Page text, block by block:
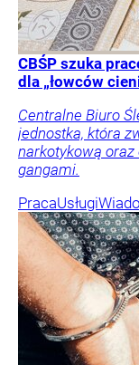
CBŚP szuka
dla „łowców
Centralne Biuro
jednostka, która
narkotykową
gangami.
PracaUsługi